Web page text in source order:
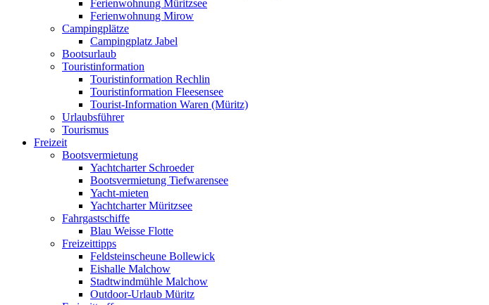
Ferienwohnung Müritzsee
Ferienwohnung Mirow
Campingplätze
Campingplatz Jabel
Bootsurlaub
Touristinformation
Touristinformation Rechlin
Touristinformation Fleesensee
Tourist-Information Waren (Müritz)
Urlaubsführer
Tourismus
Freizeit
Bootsvermietung
Yachtcharter Schroeder
Bootsvermietung Tiefwarensee
Yacht-mieten
Yachtcharter Müritzsee
Fahrgastschiffe
Blau Weisse Flotte
Freizeittipps
Feldsteinscheune Bollewick
Eishalle Malchow
Stadtwindmühle Malchow
Outdoor-Urlaub Müritz